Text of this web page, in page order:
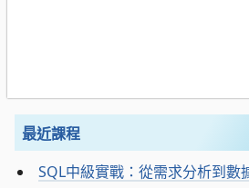
最近課程
SQL中級實戰：從需求分析到數